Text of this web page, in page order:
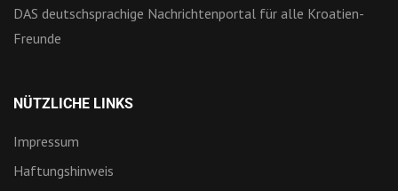
DAS deutschsprachige Nachrichtenportal für alle Kroatien-
Freunde
NÜTZLICHE LINKS
Impressum
Haftungshinweis